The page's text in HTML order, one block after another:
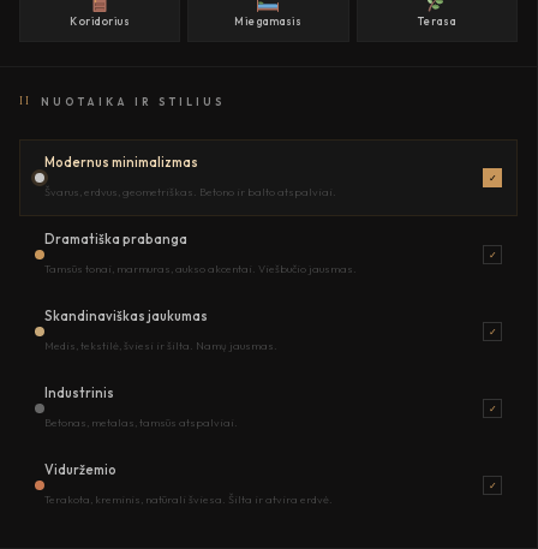
Koridorius Miegamasis Terasa
II NUOTAIKA IR STILIUS
Modernus minimalizmas
Švarus, erdvus, geometriškas. Betono ir balto atspalviai.
✓
Dramatiška prabanga
Tamsūs tonai, marmuras, aukso akcentai. Viešbučio jausmas.
✓
Skandinaviškas jaukumas
Medis, tekstilė, šviesi ir šilta. Namų jausmas.
✓
Industrinis
Betonas, metalas, tamsūs atspalviai.
✓
Viduržemio
Terakota, kreminis, natūrali šviesa. Šilta ir atvira erdvė.
✓